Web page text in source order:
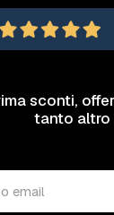
sconti,
tanto altro